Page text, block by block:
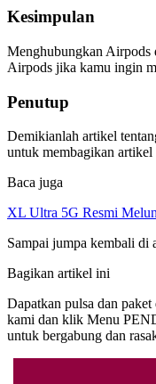
Kesimpulan
Menghubungkan Airpods
Airpods jika kamu ingin
Penutup
Demikianlah artikel
untuk membagikan
Baca juga
XL Ultra 5G Resmi
Sampai jumpa kembali di
Bagikan artikel ini
Dapatkan pulsa dan
kami dan klik Menu
untuk bergabung dan